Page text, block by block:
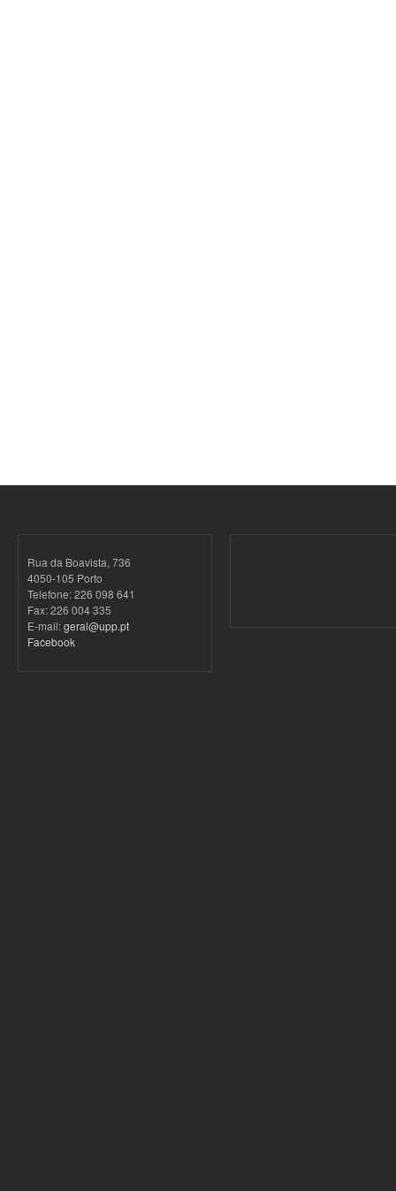
Rua da Boavista, 736
4050-105 Porto
Telefone: 226 098 641
Fax: 226 004 335
E-mail:geral@upp.pt
Facebook